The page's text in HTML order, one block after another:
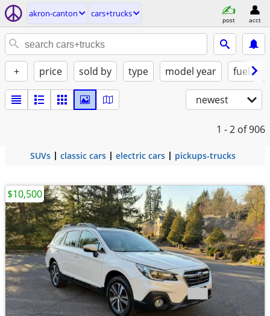
akron-canton cars+trucks
post acct
+ price sold by type model year fuel
newest
1 - 2 of 906
SUVs classic cars electric cars pickups-trucks
$10,500